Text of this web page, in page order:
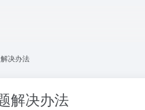
决办法
解决办法